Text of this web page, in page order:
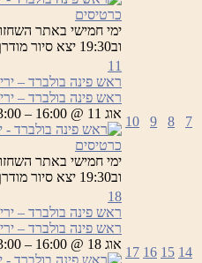
כרטיסים
וב19:30 יצא סיור מודרך באתר השחזור …
7
8
9
10
11
ראש פינה בולברד –
ראש פינה בולברד –
אוג 11 @ 16:00 – 23:00
כרטיסים
וב19:30 יצא סיור מודרך באתר השחזור …
14
15
16
17
18
ראש פינה בולברד –
ראש פינה בולברד –
אוג 18 @ 16:00 – 23:00